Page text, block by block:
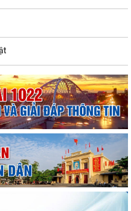
SÁNG ĐẠO LÝ "UỐNG NƯỚC
SƠ KẾT CÔNG TÁC MẶT
XÃ HÙNG THẮNG HỌP NGHE
THỨ 3
DÂN XÃ HÙNG THẮNG THẨM
NGHỊ...
hạ du khi vận hành hồ thủy điện